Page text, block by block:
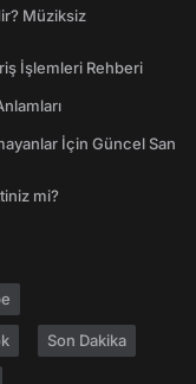
Müziksiz
İşlemleri Rehberi
İçin Güncel San
mi?
Son Dakika